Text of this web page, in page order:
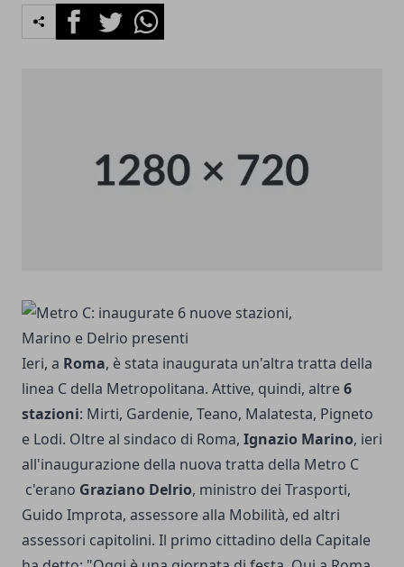
FacebookTwitterWhatsapp
Ieri, a Roma, è stata inaugurata un'altra tratta della
linea C della Metropolitana. Attive, quindi, altre6
stazioni: Mirti, Gardenie, Teano, Malatesta, Pigneto
e Lodi. Oltre al sindaco di Roma, Ignazio Marino, ieri
all'inaugurazione della nuova tratta della Metro C
c'erano Graziano Delrio, ministro dei Trasporti,
Guido Improta, assessore alla Mobilità, ed altri
assessori capitolini. Il primo cittadino della Capitale